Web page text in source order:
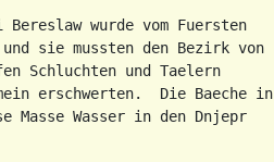
wurde vom Fuersten
sie mussten den Bezirk von
Schluchten und Taelern
erschwerten.  Die Baeche in
Masse Wasser in den Dnjepr